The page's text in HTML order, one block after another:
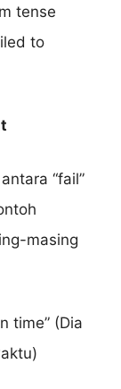
tense
to
“fail”
masing
time” (Dia